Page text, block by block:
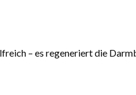
– es regeneriert die